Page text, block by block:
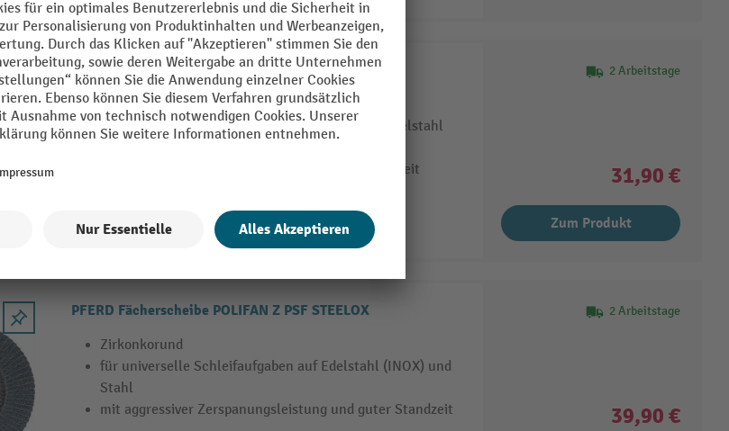
PFERD Fächerscheibe POLIFAN A PSF STEELOX
Normalkorund
Werkzeug für universelle Schleifaufgaben auf Edelstahl
mit hoher Zerspanungsleistung und guter Standzeit
2 Varianten
2 Arbeitstage
31,90 €
Zum Produkt
PFERD Fächerscheibe POLIFAN Z PSF STEELOX
Zirkonkorund
für universelle Schleifaufgaben auf Edelstahl (INOX) und
Stahl
mit aggressiver Zerspanungsleistung und guter Standzeit
2 Arbeitstage
39,90 €